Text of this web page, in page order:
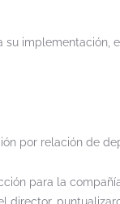
su implementación,
por relación de
para la